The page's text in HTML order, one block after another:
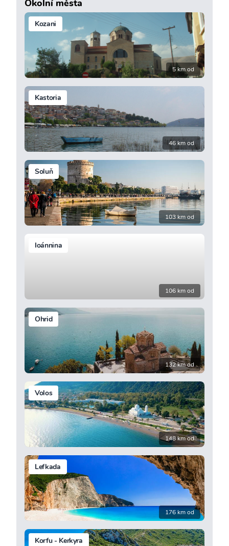
Okolní města
Kozani
5 km od
Kastoria
46 km od
Soluň
103 km od
Ioánnina
106 km od
Ohrid
132 km od
Volos
148 km od
Lefkada
176 km od
Korfu - Kerkyra